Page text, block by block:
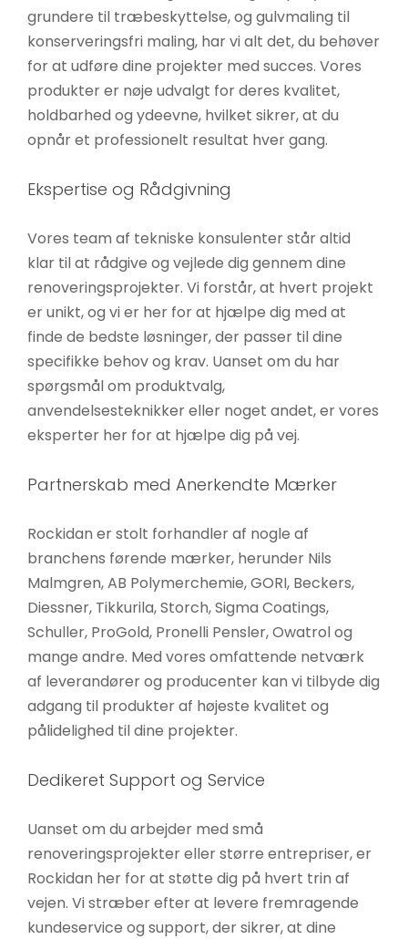
grundere til træbeskyttelse, og gulvmaling til
konserveringsfri maling, har vi alt det, du behøver
for at udføre dine projekter med succes. Vores
produkter er nøje udvalgt for deres kvalitet,
holdbarhed og ydeevne, hvilket sikrer, at du
opnår et professionelt resultat hver gang.
Ekspertise og Rådgivning
Vores team af tekniske konsulenter står altid
klar til at rådgive og vejlede dig gennem dine
renoveringsprojekter. Vi forstår, at hvert projekt
er unikt, og vi er her for at hjælpe dig med at
finde de bedste løsninger, der passer til dine
specifikke behov og krav. Uanset om du har
spørgsmål om produktvalg,
anvendelsesteknikker eller noget andet, er vores
eksperter her for at hjælpe dig på vej.
Partnerskab med Anerkendte Mærker
Rockidan er stolt forhandler af nogle af
branchens førende mærker, herunder Nils
Malmgren, AB Polymerchemie, GORI, Beckers,
Diessner, Tikkurila, Storch, Sigma Coatings,
Schuller, ProGold, Pronelli Pensler, Owatrol og
mange andre. Med vores omfattende netværk
af leverandører og producenter kan vi tilbyde dig
adgang til produkter af højeste kvalitet og
pålidelighed til dine projekter.
Dedikeret Support og Service
Uanset om du arbejder med små
renoveringsprojekter eller større entrepriser, er
Rockidan her for at støtte dig på hvert trin af
vejen. Vi stræber efter at levere fremragende
kundeservice og support, der sikrer, at dine